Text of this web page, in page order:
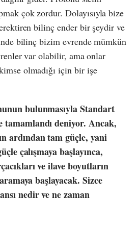
çok zordur. Dolayısıyla bize
bilinç ender bir şeydir ve
bilinç bizim evrende mümkün
var olabilir, ama onlar
olmadığı için bir işe
bulunmasıyla Standart
deniyor. Ancak,
ardından tam güçle, yani
çalışmaya başlayınca,
ve ilave boyutların
başlayacak. Sizce
nedir ve ne zaman